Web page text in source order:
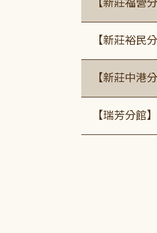
【新莊福營
【新莊裕民
【新莊中港
【瑞芳分館